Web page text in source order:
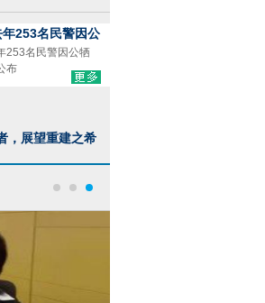
253名民警因公
253名民警因公牺
布
，展望重建之希